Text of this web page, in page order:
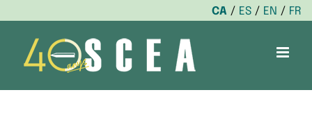
CA ES EN
FR
content